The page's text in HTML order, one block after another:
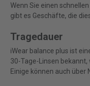
Wenn Sie einen
gibt es Geschäfte, die
Tragedauer
iWear balance plus ist
30-Tage-Linsen
Einige können auch über